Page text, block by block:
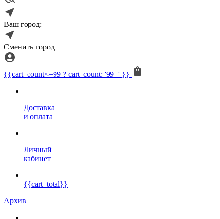
Ваш город:
Сменить город
{{cart_count<=99 ? cart_count: '99+' }}
Доставка
и оплата
Личный
кабинет
{{cart_total}}
Архив